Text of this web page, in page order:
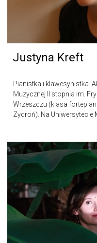
Justyna Kreft
Pianistka i klawesynistka.
Muzycznej II stopnia im.
Wrzeszczu (klasa
Zydroń). Na Uniwersytecie